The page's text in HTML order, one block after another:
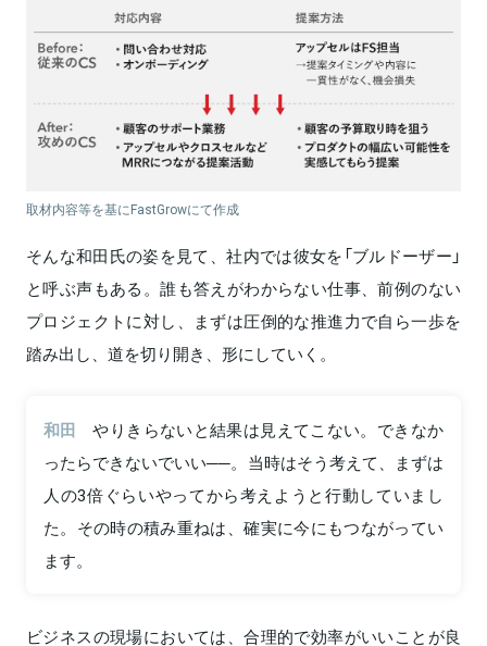
取材内容等を基にFastGrowにて作成
そんな和田氏の姿を見て、社内では彼女を「ブルドーザー」
と呼ぶ声もある。誰も答えがわからない仕事、前例のない
プロジェクトに対し、まずは圧倒的な推進力で自ら一歩を
踏み出し、道を切り開き、形にしていく。
和田
やりきらないと結果は見えてこない。できなか
ったらできないでいい──。当時はそう考えて、まずは
人の3倍ぐらいやってから考えようと行動していまし
た。その時の積み重ねは、確実に今にもつながってい
ます。
ビジネスの現場においては、合理的で効率がいいことが良